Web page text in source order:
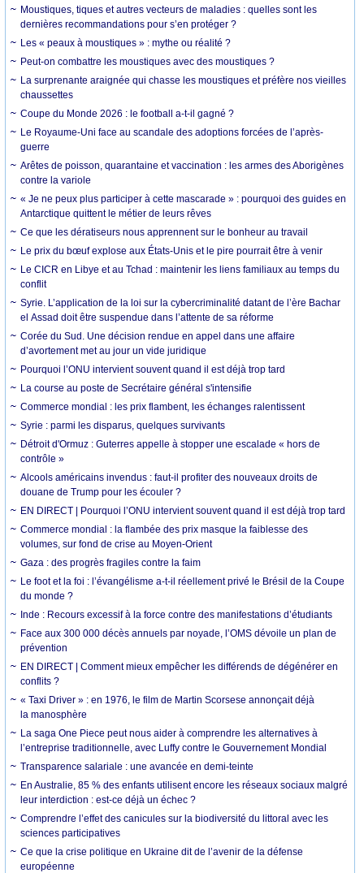
Moustiques, tiques et autres vecteurs de maladies : quelles sont les
dernières recommandations pour s’en protéger ?
Les « peaux à moustiques » : mythe ou réalité ?
Peut-on combattre les moustiques avec des moustiques ?
La surprenante araignée qui chasse les moustiques et préfère nos vieilles
chaussettes
Coupe du Monde 2026 : le football a-t-il gagné ?
Le Royaume-Uni face au scandale des adoptions forcées de l’après-
guerre
Arêtes de poisson, quarantaine et vaccination : les armes des Aborigènes
contre la variole
« Je ne peux plus participer à cette mascarade » : pourquoi des guides en
Antarctique quittent le métier de leurs rêves
Ce que les dératiseurs nous apprennent sur le bonheur au travail
Le prix du bœuf explose aux États-Unis et le pire pourrait être à venir
Le CICR en Libye et au Tchad : maintenir les liens familiaux au temps du
conflit
Syrie. L’application de la loi sur la cybercriminalité datant de l’ère Bachar
el Assad doit être suspendue dans l’attente de sa réforme
Corée du Sud. Une décision rendue en appel dans une affaire
d’avortement met au jour un vide juridique
Pourquoi l’ONU intervient souvent quand il est déjà trop tard
La course au poste de Secrétaire général s'intensifie
Commerce mondial : les prix flambent, les échanges ralentissent
Syrie : parmi les disparus, quelques survivants
Détroit d'Ormuz : Guterres appelle à stopper une escalade « hors de
contrôle »
Alcools américains invendus : faut-il profiter des nouveaux droits de
douane de Trump pour les écouler ?
EN DIRECT | Pourquoi l’ONU intervient souvent quand il est déjà trop tard
Commerce mondial : la flambée des prix masque la faiblesse des
volumes, sur fond de crise au Moyen-Orient
Gaza : des progrès fragiles contre la faim
Le foot et la foi : l’évangélisme a-t-il réellement privé le Brésil de la Coupe
du monde ?
Inde : Recours excessif à la force contre des manifestations d’étudiants
Face aux 300 000 décès annuels par noyade, l’OMS dévoile un plan de
prévention
EN DIRECT | Comment mieux empêcher les différends de dégénérer en
conflits ?
« Taxi Driver » : en 1976, le film de Martin Scorsese annonçait déjà
la manosphère
La saga One Piece peut nous aider à comprendre les alternatives à
l’entreprise traditionnelle, avec Luffy contre le Gouvernement Mondial
Transparence salariale : une avancée en demi-teinte
En Australie, 85 % des enfants utilisent encore les réseaux sociaux malgré
leur interdiction : est-ce déjà un échec ?
Comprendre l’effet des canicules sur la biodiversité du littoral avec les
sciences participatives
Ce que la crise politique en Ukraine dit de l’avenir de la défense
européenne